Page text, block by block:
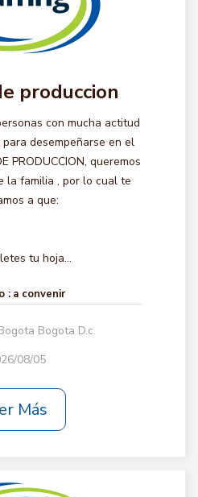
produccion
con mucha actitud
desempeñarse en el
PRODUCCION, queremos
la familia , por lo cual te
a que:
tu hoja...
: a convenir
Bogota D.c.
08/05
Más